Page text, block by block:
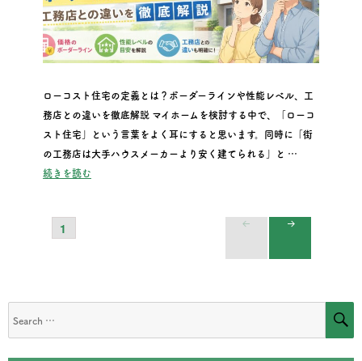
ローコスト住宅の定義とは？ボーダーラインや性能レベル、工
務店との違いを徹底解説 マイホームを検討する中で、「ローコ
スト住宅」という言葉をよく耳にすると思います。同時に「街
の工務店は大手ハウスメーカーより安く建てられる」と …
続きを読む“ローコスト住宅の定義とは？ボーダーラインや性能レベル、
投
の
ペ
PAGE
1